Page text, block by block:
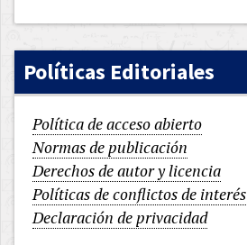
Políticas Editoriales
Política de acceso abierto
Normas de publicación
Derechos de autor y licencia
Políticas de conflictos de interés
Declaración de privacidad